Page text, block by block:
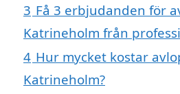
3 Få 3 erbjudanden för
Katrineholm från
4 Hur mycket kostar
Katrineholm?